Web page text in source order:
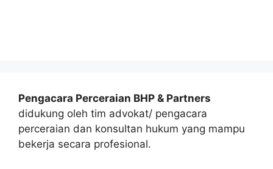
Pengacara Perceraian BHP & Partners
didukung oleh tim advokat/ pengacara
perceraian dan konsultan hukum yang mampu
bekerja secara profesional.